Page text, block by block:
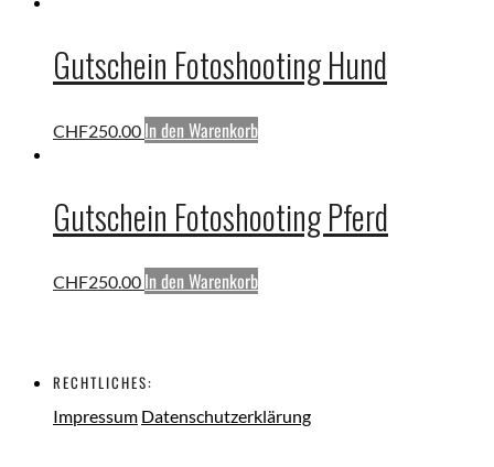
Gutschein Fotoshooting Hund
CHF250.00 In den Warenkorb
Gutschein Fotoshooting Pferd
CHF250.00 In den Warenkorb
RECHTLICHES:
Impressum Datenschutzerklärung